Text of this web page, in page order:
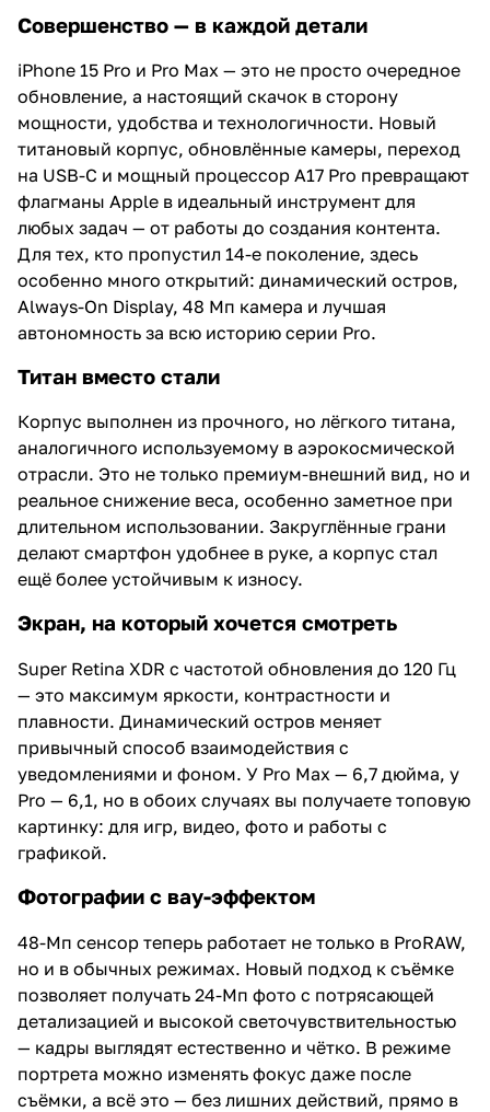
Совершенство — в каждой детали
iPhone 15 Pro и Pro Max — это не просто очередное
обновление, а настоящий скачок в сторону
мощности, удобства и технологичности. Новый
титановый корпус, обновлённые камеры, переход
на USB-C и мощный процессор A17 Pro превращают
флагманы Apple в идеальный инструмент для
любых задач — от работы до создания контента.
Для тех, кто пропустил 14-е поколение, здесь
особенно много открытий: динамический остров,
Always-On Display, 48 Мп камера и лучшая
автономность за всю историю серии Pro.
Титан вместо стали
Корпус выполнен из прочного, но лёгкого титана,
аналогичного используемому в аэрокосмической
отрасли. Это не только премиум-внешний вид, но и
реальное снижение веса, особенно заметное при
длительном использовании. Закруглённые грани
делают смартфон удобнее в руке, а корпус стал
ещё более устойчивым к износу.
Экран, на который хочется смотреть
Super Retina XDR с частотой обновления до 120 Гц
— это максимум яркости, контрастности и
плавности. Динамический остров меняет
привычный способ взаимодействия с
уведомлениями и фоном. У Pro Max — 6,7 дюйма, у
Pro — 6,1, но в обоих случаях вы получаете топовую
картинку: для игр, видео, фото и работы с
графикой.
Фотографии с вау-эффектом
48-Мп сенсор теперь работает не только в ProRAW,
но и в обычных режимах. Новый подход к съёмке
позволяет получать 24-Мп фото с потрясающей
детализацией и высокой светочувствительностью
— кадры выглядят естественно и чётко. В режиме
портрета можно изменять фокус даже после
съёмки, а всё это — без лишних действий, прямо в